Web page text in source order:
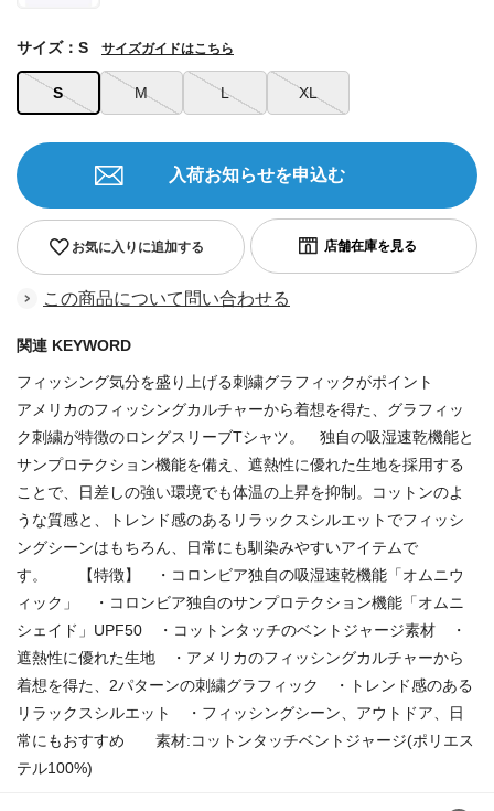
S M L XL
サイズ：S サイズガイドはこちら
お気に入りに追加する
入荷お知らせを申込む
この商品について問い合わせる
関連 KEYWORD
フィッシング気分を盛り上げる刺繍グラフィックがポイント
アメリカのフィッシングカルチャーから着想を得た、グラフィッ
ク刺繍が特徴のロングスリーブTシャツ。 独自の吸湿速乾機能と
サンプロテクション機能を備え、遮熱性に優れた生地を採用する
ことで、日差しの強い環境でも体温の上昇を抑制。コットンのよ
うな質感と、トレンド感のあるリラックスシルエットでフィッシ
ングシーンはもちろん、日常にも馴染みやすいアイテムで
す。 【特徴】 ・コロンビア独自の吸湿速乾機能「オムニウ
ィック」 ・コロンビア独自のサンプロテクション機能「オムニ
シェイド」UPF50 ・コットンタッチのベントジャージ素材 ・
遮熱性に優れた生地 ・アメリカのフィッシングカルチャーから
着想を得た、2パターンの刺繍グラフィック ・トレンド感のある
リラックスシルエット ・フィッシングシーン、アウトドア、日
常にもおすすめ 素材:コットンタッチベントジャージ(ポリエス
テル100%)